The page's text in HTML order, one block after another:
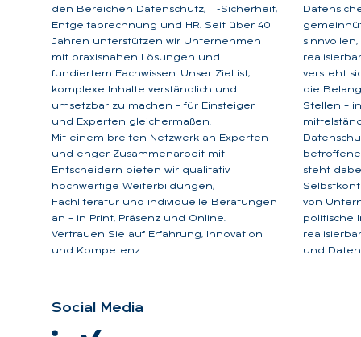
den Bereichen Datenschutz, IT-Sicherheit,
Entgeltabrechnung und HR. Seit über 40
Jahren unterstützen wir Unternehmen
mit praxisnahen Lösungen und
fundiertem Fachwissen. Unser Ziel ist,
komplexe Inhalte verständlich und
umsetzbar zu machen – für Einsteiger
und Experten gleichermaßen.
Mit einem breiten Netzwerk an Experten
und enger Zusammenarbeit mit
Entscheidern bieten wir qualitativ
hochwertige Weiterbildungen,
Fachliteratur und individuelle Beratungen
an – in Print, Präsenz und Online.
Vertrauen Sie auf Erfahrung, Innovation
und Kompetenz.
versteht
die
Stellen –
steht
von
politische
und
So­ci­al Me­dia